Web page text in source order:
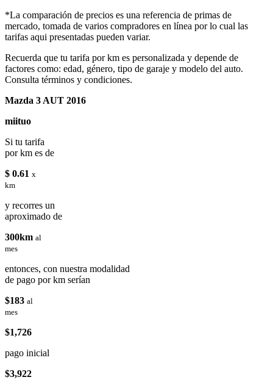
*La comparación de precios es una referencia de primas de
mercado, tomada de varios compradores en línea por lo cual las
tarifas aqui presentadas pueden variar.
Recuerda que tu tarifa por km es personalizada y depende de
factores como: edad, género, tipo de garaje y modelo del auto.
Consulta términos y condiciones.
Mazda 3 AUT 2016
miituo
Si tu tarifa
por km es de
$ 0.61 x
km
y recorres un
aproximado de
300km al
mes
entonces, con nuestra modalidad
de pago por km serían
$183 al
mes
$1,726
pago inicial
$3,922